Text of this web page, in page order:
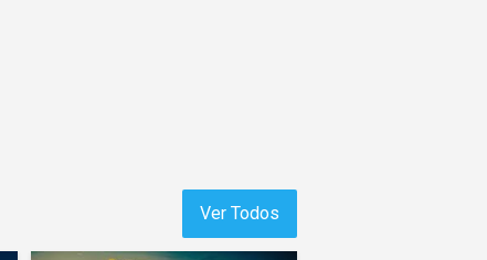
Ver Todos